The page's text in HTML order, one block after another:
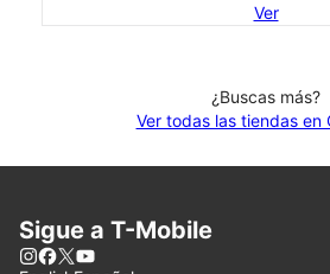
Ver
¿Buscas más?
Ver todas las tiendas en